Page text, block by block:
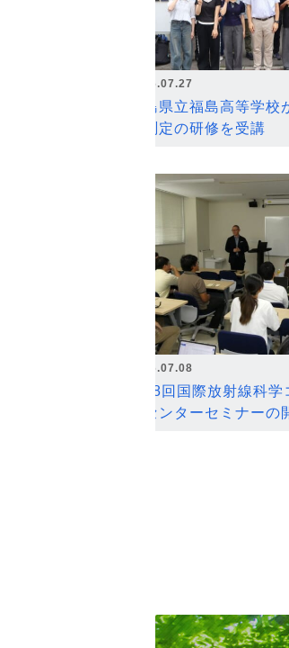
2026.07.27
福島県立福島高等学校
ン測定の研修を受講
2026.07.08
第18回国際放射線科
ンセンターセミナーの